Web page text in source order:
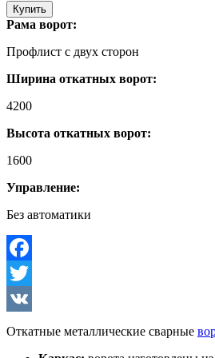
Купить
Рама ворот:
Профлист с двух сторон
Ширина откатных ворот:
4200
Высота откатных ворот:
1600
Управление:
Без автоматики
Facebook
Twitter
VK
Откатные металлические сварные